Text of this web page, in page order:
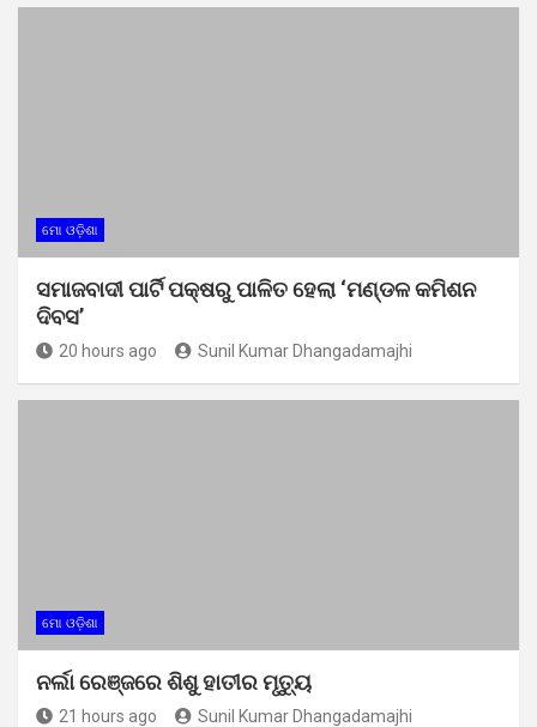
ମୋ ଓଡ଼ିଶା
ସମାଜବାଦୀ ପାର୍ଟି ପକ୍ଷରୁ ପାଳିତ ହେଲା ‘ମଣ୍ଡଳ କମିଶନ
ଦିବସ’
20 hours ago Sunil Kumar Dhangadamajhi
ମୋ ଓଡ଼ିଶା
ନର୍ଲା ରେଞ୍ଜରେ ଶିଶୁ ହାତୀର ମୃତ୍ୟୁ
21 hours ago Sunil Kumar Dhangadamajhi